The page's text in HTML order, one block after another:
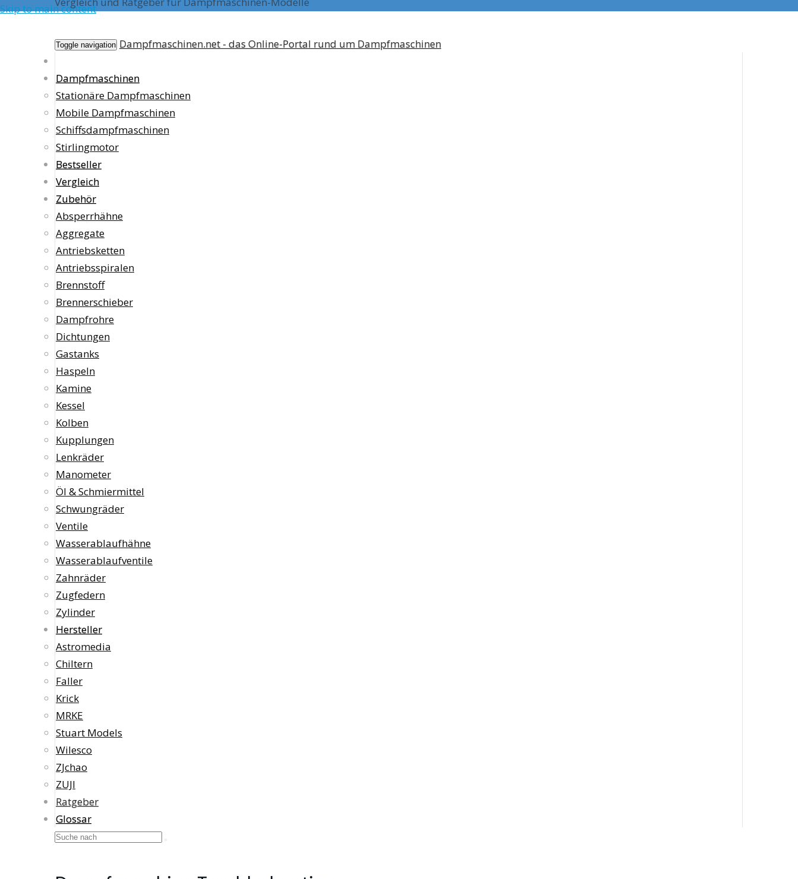
Skip to main content
Toggle navigation Dampfmaschinen.net - das Online-Portal rund um Dampfmaschinen
Dampfmaschinen
Stationäre Dampfmaschinen
Mobile Dampfmaschinen
Schiffsdampfmaschinen
Stirlingmotor
Bestseller
Vergleich
Zubehör
Absperrhähne
Aggregate
Antriebsketten
Antriebsspiralen
Brennstoff
Brennerschieber
Dampfrohre
Dichtungen
Gastanks
Haspeln
Kamine
Kessel
Kolben
Kupplungen
Lenkräder
Manometer
Öl & Schmiermittel
Schwungräder
Ventile
Wasserablaufhähne
Wasserablaufventile
Zahnräder
Zugfedern
Zylinder
Hersteller
Astromedia
Chiltern
Faller
Krick
MRKE
Stuart Models
Wilesco
ZJchao
ZUJI
Ratgeber
Glossar